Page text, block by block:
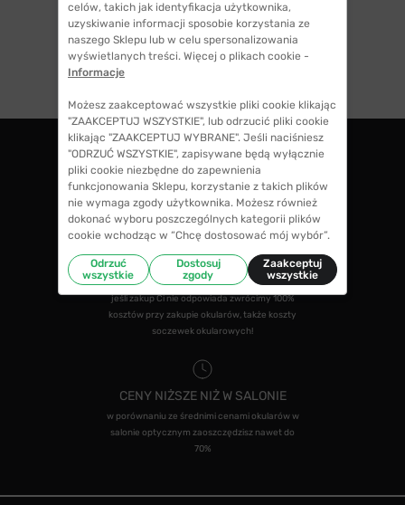
1
ZWROTY DO 14 DNI
masz 14 dni na decyzję czy chcesz zostawić
swoje okulary czy zwrócisz
GWARANCJA 100% ZWROTU
jeśli zakup Ci nie odpowiada zwrócimy 100%
kosztów przy zakupie okularów, także koszty
soczewek okularowych!
CENY NIŻSZE NIŻ W SALONIE
w porównaniu ze średnimi cenami okularów w
salonie optycznym zaoszczędzisz nawet do
70%
celów, takich jak identyfikacja użytkownika,
uzyskiwanie informacji sposobie korzystania ze
naszego Sklepu lub w celu spersonalizowania
wyświetlanych treści. Więcej o plikach cookie -
Informacje
Możesz zaakceptować wszystkie pliki cookie klikając
"ZAAKCEPTUJ WSZYSTKIE", lub odrzucić pliki cookie
klikając "ZAAKCEPTUJ WYBRANE". Jeśli naciśniesz
"ODRZUĆ WSZYSTKIE", zapisywane będą wyłącznie
pliki cookie niezbędne do zapewnienia
funkcjonowania Sklepu, korzystanie z takich plików
nie wymaga zgody użytkownika. Możesz również
dokonać wyboru poszczególnych kategorii plików
cookie wchodząc w “Chcę dostosować mój wybór”.
Odrzuć
wszystkie
Dostosuj
zgody
Zaakceptuj
wszystkie